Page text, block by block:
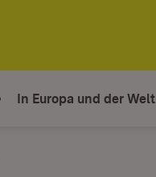
In Europa und der Welt